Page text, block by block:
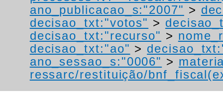
ano_publicacao_s:"2007" >
decisao_txt:"votos" >
decisao_txt:"recurso" >
decisao_txt:"ao" >
ano_sessao_s:"0006" >
ressarc/restituição/